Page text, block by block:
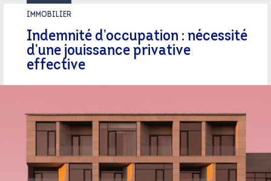
IMMOBILIER
Indemnité d’occupation : nécessité
d’une jouissance privative
effective